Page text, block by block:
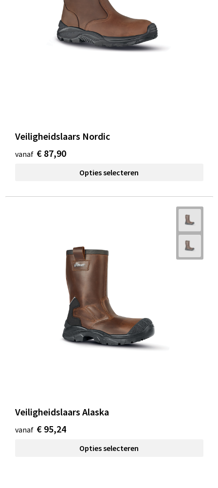
Veiligheidslaars Nordic
vanaf € 87,90
Opties selecteren
Veiligheidslaars Alaska
vanaf € 95,24
Opties selecteren